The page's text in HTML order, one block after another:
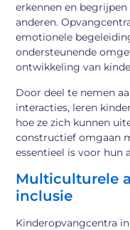
erkennen en
anderen.
emotionele
ondersteunende
ontwikkeling van
Door deel te nemen
interacties, leren
hoe ze zich kunnen
constructief omgaan
essentieel is voor hun
Multiculturele
inclusie
Kinderopvangcentra